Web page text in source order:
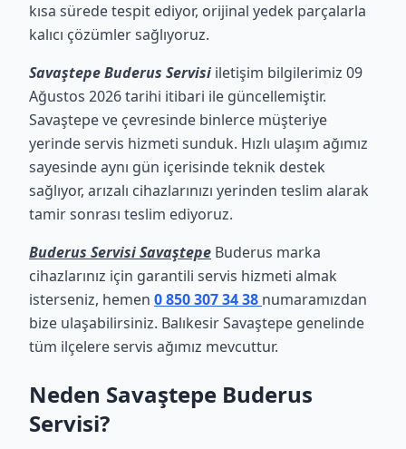
kısa sürede tespit ediyor, orijinal yedek parçalarla
kalıcı çözümler sağlıyoruz.
Savaştepe Buderus Servisi iletişim bilgilerimiz 09
Ağustos 2026 tarihi itibari ile güncellemiştir.
Savaştepe ve çevresinde binlerce müşteriye
yerinde servis hizmeti sunduk. Hızlı ulaşım ağımız
sayesinde aynı gün içerisinde teknik destek
sağlıyor, arızalı cihazlarınızı yerinden teslim alarak
tamir sonrası teslim ediyoruz.
Buderus Servisi Savaştepe Buderus marka
cihazlarınız için garantili servis hizmeti almak
isterseniz, hemen 0 850 307 34 38 numaramızdan
bize ulaşabilirsiniz. Balıkesir Savaştepe genelinde
tüm ilçelere servis ağımız mevcuttur.
Neden Savaştepe Buderus
Servisi?